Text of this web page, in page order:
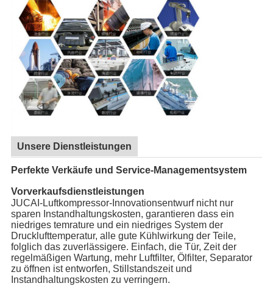
Unsere Dienstleistungen
Perfekte Verkäufe und Service-Managementsystem
Vorverkaufsdienstleistungen
JUCAI-Luftkompressor-Innovationsentwurf nicht nur
sparen Instandhaltungskosten, garantieren dass ein
niedriges temrature und ein niedriges System der
Drucklufttemperatur, alle gute Kühlwirkung der Teile,
folglich das zuverlässigere. Einfach, die Tür, Zeit der
regelmäßigen Wartung, mehr Luftfilter, Ölfilter, Separator
zu öffnen ist entworfen, Stillstandszeit und
Instandhaltungskosten zu verringern.